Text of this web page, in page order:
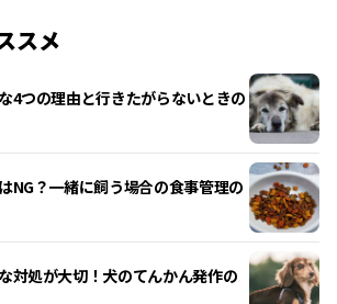
スメ
4つの理由と行きたがらないときの
NG？一緒に飼う場合の食事管理の
対処が大切！犬のてんかん発作の